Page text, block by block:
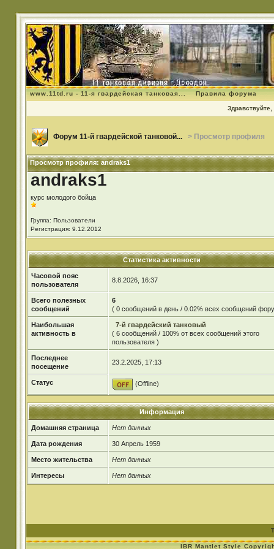
www.11td.ru - 11-я гвардейская танковая... Правила форума
Здравствуйте,
Форум 11-й гвардейской танковой... > Просмотр профиля
Просмотр профиля: andraks1
andraks1
курс молодого бойца
Группа: Пользователи
Регистрация: 9.12.2012
Статистика активности
Часовой пояс
пользователя
8.8.2026, 16:37
Всего полезных
сообщений
6
( 0 сообщений в день / 0.02% всех сообщений
Наибольшая
активность в
7-й гвардейский танковый
( 6 сообщений / 100% от всех сообщений этого
пользователя )
Последнее
посещение
23.2.2025, 17:13
Статус (Offline)
Информация
Домашняя страница Нет данных
Дата рождения 30 Апрель 1959
Место жительства Нет данных
Интересы Нет данных
IBR Mantlet Style